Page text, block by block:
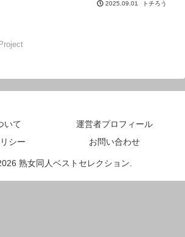
2025.09.01 トチろう
いて
運営者プロフィール
シー
お問い合わせ
熟女同人ベストセレクション.